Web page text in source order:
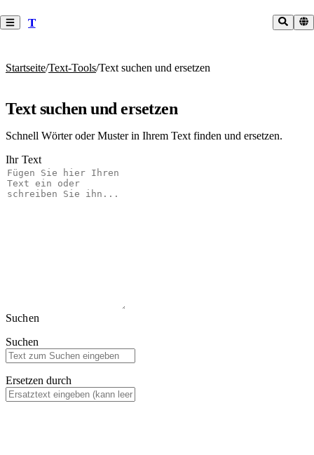
T
Startseite/Text-Tools/Text suchen und ersetzen
Text suchen und ersetzen
Schnell Wörter oder Muster in Ihrem Text finden und ersetzen.
Ihr Text
Suchen
Suchen
Ersetzen durch